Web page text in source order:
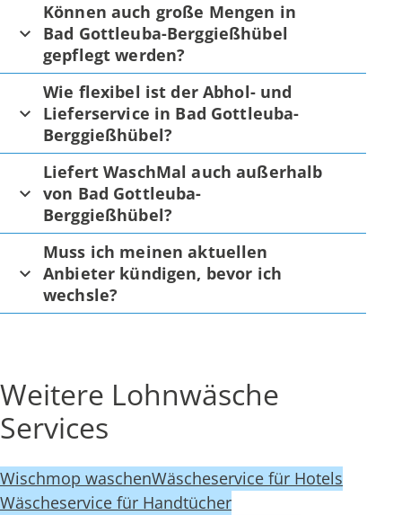
Können auch große Mengen in
Bad Gottleuba-Berggießhübel
gepflegt werden?
Wie flexibel ist der Abhol- und
Lieferservice in Bad Gottleuba-
Berggießhübel?
Liefert WaschMal auch außerhalb
von Bad Gottleuba-
Berggießhübel?
Muss ich meinen aktuellen
Anbieter kündigen, bevor ich
wechsle?
Weitere Lohnwäsche
Services
Wischmop waschenWäscheservice für Hotels
Wäscheservice für Handtücher